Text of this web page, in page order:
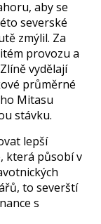
aby se
severské
zmýlil. Za
provozu a
vydělají
průměrné
Mitasu
stávku.
lepší
která působí v
to severští
s